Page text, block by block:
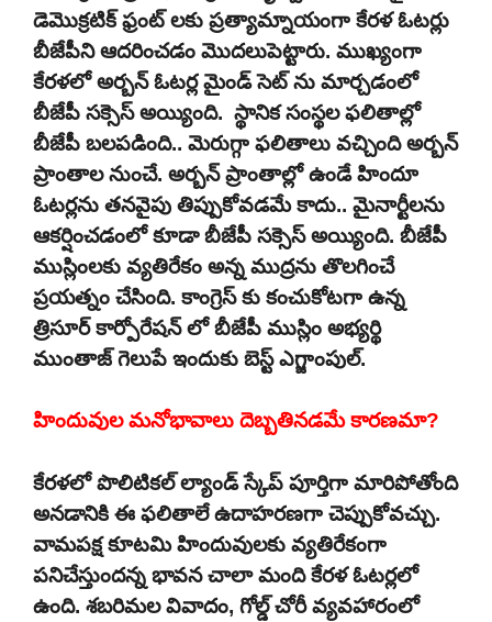
డెమొక్రటిక్ ఫ్రంట్ లకు ప్రత్యామ్నాయంగా కేరళ ఓటర్లు
బీజేపీని ఆదరించడం మొదలుపెట్టారు. ముఖ్యంగా
కేరళలో అర్బన్ ఓటర్ల మైండ్ సెట్ ను మార్చడంలో
బీజేపీ సక్సెస్ అయ్యింది. స్థానిక సంస్థల ఫలితాల్లో
బీజేపీ బలపడింది.. మెరుగ్గా ఫలితాలు వచ్చింది అర్బన్
ప్రాంతాల నుంచే. అర్బన్ ప్రాంతాల్లో ఉండే హిందూ
ఓటర్లను తనవైపు తిప్పుకోవడమే కాదు.. మైనార్టీలను
ఆకర్షించడంలో కూడా బీజేపీ సక్సెస్ అయ్యింది. బీజేపీ
ముస్లింలకు వ్యతిరేకం అన్న ముద్రను తొలగించే
ప్రయత్నం చేసింది. కాంగ్రెస్ కు కంచుకోటగా ఉన్న
త్రిసూర్ కార్పోరేషన్ లో బీజేపీ ముస్లిం అభ్యర్థి
ముంతాజ్ గెలుపే ఇందుకు బెస్ట్ ఎగ్జాంపుల్.
హిందువుల మనోభావాలు దెబ్బతినడమే కారణమా?
కేరళలో పొలిటికల్ ల్యాండ్ స్కేప్ పూర్తిగా మారిపోతోంది
అనడానికి ఈ ఫలితాలే ఉదాహరణగా చెప్పుకోవచ్చు.
వామపక్ష కూటమి హిందువులకు వ్యతిరేకంగా
పనిచేస్తుందన్న భావన చాలా మంది కేరళ ఓటర్లలో
ఉంది. శబరిమల వివాదం, గోల్డ్ చోరీ వ్యవహారంలో